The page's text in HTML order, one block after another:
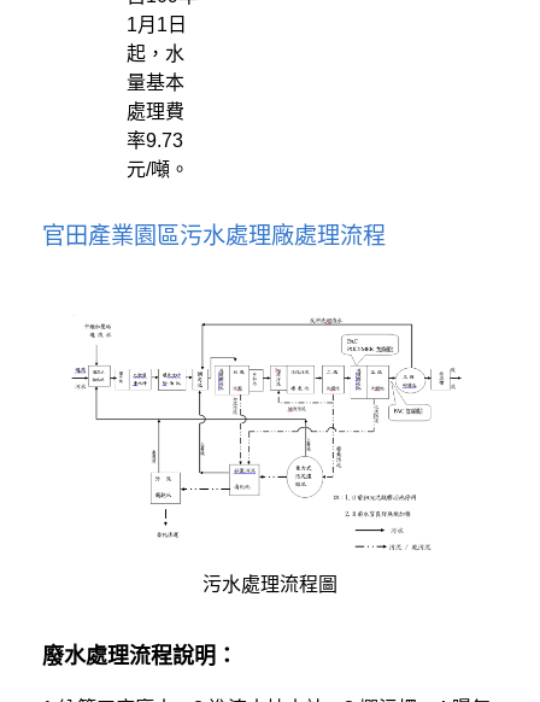
1月1日
起，水
量基本
處理費
率9.73
元/噸。
官田產業園區污水處理廠處理流程
污水處理流程圖
廢水處理流程說明：